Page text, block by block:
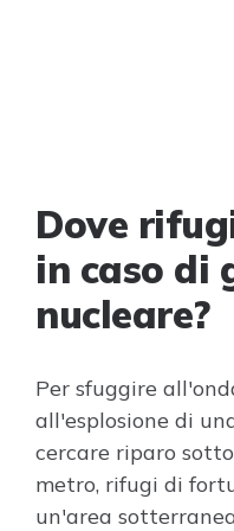
Dove
in caso di
nucleare?
Per sfuggire
all'esplosione di
cercare riparo
metro, rifugi di
un'area